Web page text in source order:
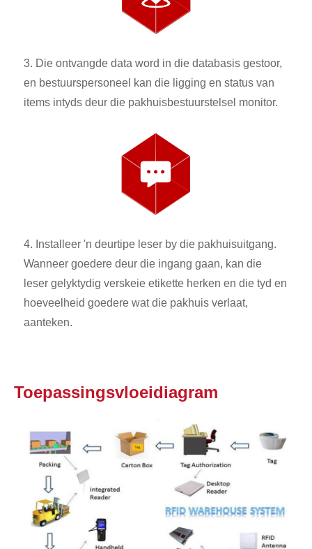
3. Die ontvangde data word in die databasis gestoor,
en bestuurspersoneel kan die ligging en status van
items intyds deur die pakhuisbestuurstelsel monitor.
4. Installeer 'n deurtipe leser by die pakhuisuitgang.
Wanneer goedere deur die ingang gaan, kan die
leser gelyktydig verskeie etikette herken en die tyd en
hoeveelheid goedere wat die pakhuis verlaat,
aanteken.
Toepassingsvloeidiagram